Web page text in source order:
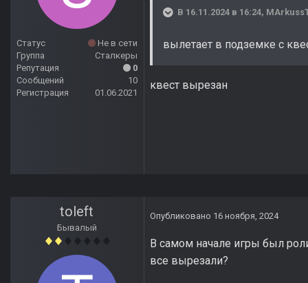
Статус
Не в сети
Группа
Сталкеры
Репутация
0
Сообщений
10
Регистрация
01.06.2021
В 16.11.2024 в 16:24,
вылетает в подземке с
квест вырезан
toleft
Бывалый
Опубликовано 16 ноября, 2024
В самом начале игры был
все вырезали?